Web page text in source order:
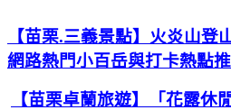
【苗栗.三義景點】火炎山登
網路熱門小百岳與打卡熱點
【苗栗卓蘭旅遊】「花露休